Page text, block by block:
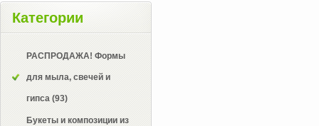
Категории
РАСПРОДАЖА! Формы
для мыла, свечей и
гипса (93)
Букеты и композиции из